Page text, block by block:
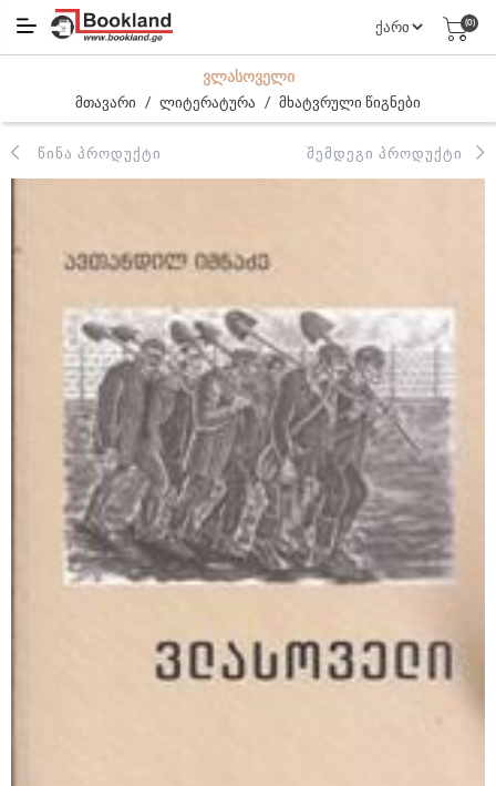
(0)
ᲕᲚᲐᲡᲝᲕᲔᲚᲘ
მთავარი / ლიტერატურა / მხატვრული წიგნები
ᲬᲘᲜᲐ ᲞᲠᲝᲓᲣᲥᲢᲘ ᲨᲔᲛᲓᲔᲒᲘ ᲞᲠᲝᲓᲣᲥᲢᲘ